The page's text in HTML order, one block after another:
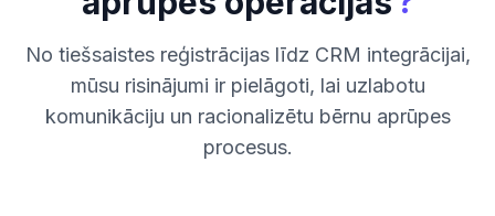
No tiešsaistes reģistrācijas līdz CRM integrācijai,
mūsu risinājumi ir pielāgoti, lai uzlabotu
komunikāciju un racionalizētu bērnu aprūpes
procesus.